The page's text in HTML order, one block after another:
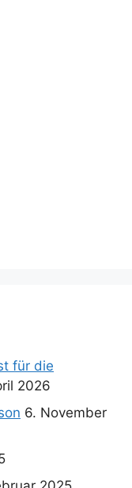
für die
2026
6. November